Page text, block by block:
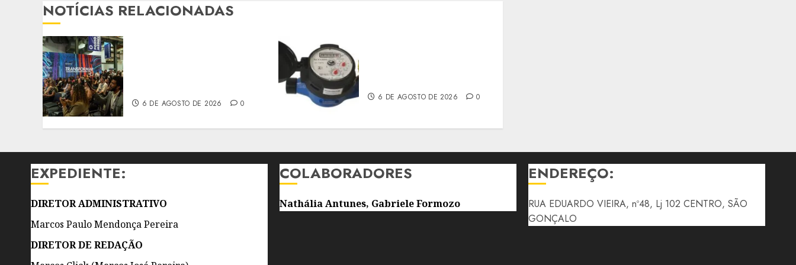
NOTÍCIAS RELACIONADAS
6 DE AGOSTO DE 2026 0
6 DE AGOSTO DE 2026 0
EXPEDIENTE:
DIRETOR ADMINISTRATIVO
Marcos Paulo Mendonça Pereira
DIRETOR DE REDAÇÃO
COLABORADORES
Nathália Antunes, Gabriele Formozo
ENDEREÇO:
RUA EDUARDO VIEIRA, nº48, Lj 102 CENTRO, SÃO
GONÇALO